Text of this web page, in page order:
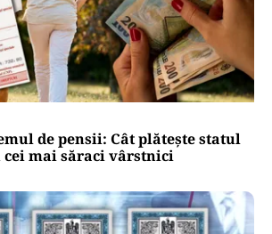
de pensii: Cât plătește statul
mai săraci vârstnici